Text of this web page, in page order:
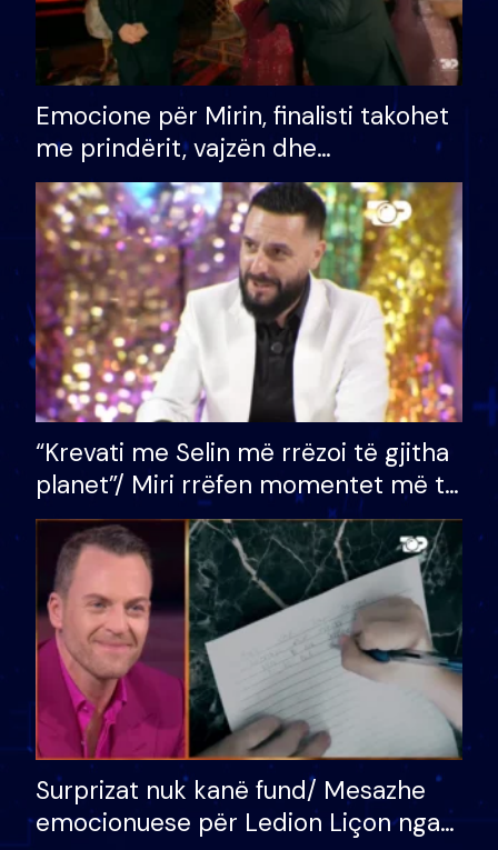
Emocione për Mirin, finalisti takohet
me prindërit, vajzën dhe
bashkëshorten: S’kemi ndonjë letër
divorci apo jo?
“Krevati me Selin më rrëzoi të gjitha
planet”/ Miri rrëfen momentet më të
bukura në shtëpinë e BB VIP: Do më
mungojë zilja e mëngjesit kur…
Surprizat nuk kanë fund/ Mesazhe
emocionuese për Ledion Liçon nga